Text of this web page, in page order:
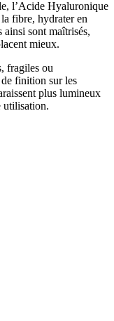
l’Acide Hyaluronique
fibre, hydrater en
sont maîtrisés,
mieux.
fragiles ou
finition sur les
plus lumineux
utilisation.